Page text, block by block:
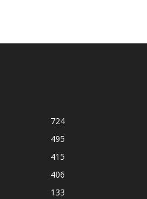
724
495
415
406
133